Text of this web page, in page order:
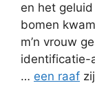
en het
bomen
m’n vrouw
identificatie-
… een raaf